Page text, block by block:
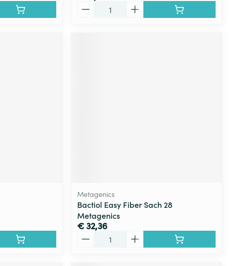
Metagenics
Bactiol Easy Fiber Sach 28
Metagenics
€ 32,36